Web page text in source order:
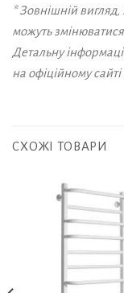
* Зовнішній
можуть
Детальну
на офіційному
СХОЖІ ТОВАРИ